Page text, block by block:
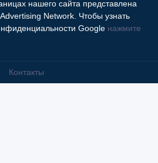
нашего сайта представлена
Network. Чтобы узнать
Google нажмите
Контакты